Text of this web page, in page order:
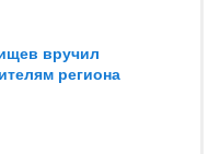
вручил
региона